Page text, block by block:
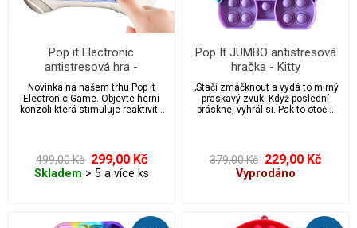
Pop it Electronic
antistresová hra -
kosmonaut
Novinka na našem trhu Pop it
Electronic Game. Objevte herní
konzoli která stimuluje reaktivitu
mačkat, a představuje tak
zábavnou alternativu k tradičním
videohrám.
499,00 Kč 299,00 Kč
Skladem > 5 a více ks
Pop It JUMBO antistresová
hračka - Kitty
„Stačí zmáčknout a vydá to mírný
praskavý zvuk. Když poslední
práskne, vyhrál si. Pak to otoč a
ideální pro úlevu od stresu a
úzkosti, vhodná pro autisty.
Přichytili jste někdy své děti nebo
fidgetovou hračku pop it.
379,00 Kč 229,00 Kč
Vyprodáno